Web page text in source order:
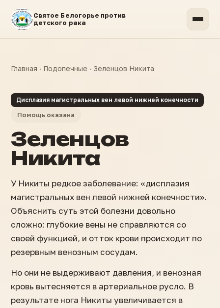
Святое Белогорье против
детского рака
Главная · Подопечные · Зеленцов Никита
Дисплазия магистральных вен левой нижней конечности
Помощь оказана
Зеленцов
Никита
У Никиты редкое заболевание: «дисплазия
магистральных вен левой нижней конечности».
Объяснить суть этой болезни довольно
сложно: глубокие вены не справляются со
своей функцией, и отток крови происходит по
резервным венозным сосудам.
Но они не выдерживают давления, и венозная
кровь вытесняется в артериальное русло. В
результате нога Никиты увеличивается в